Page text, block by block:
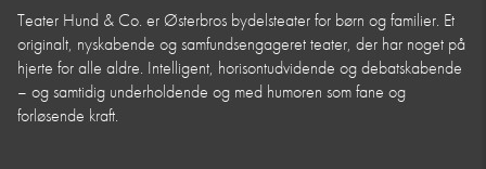
Teater Hund & Co. er Østerbros bydelsteater for børn og familier. Et
originalt, nyskabende og samfundsengageret teater, der har noget på
hjerte for alle aldre. Intelligent, horisontudvidende og debatskabende
– og samtidig underholdende og med humoren som fane og
forløsende kraft.